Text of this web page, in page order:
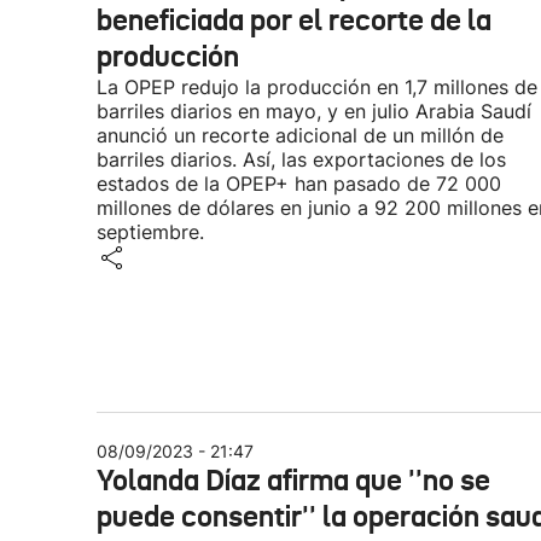
beneficiada por el recorte de la
producción
La OPEP redujo la producción en 1,7 millones de
barriles diarios en mayo, y en julio Arabia Saudí
anunció un recorte adicional de un millón de
barriles diarios. Así, las exportaciones de los
estados de la OPEP+ han pasado de 72 000
millones de dólares en junio a 92 200 millones
septiembre.
08/09/2023 - 21:47
Yolanda Díaz afirma que ''no se
puede consentir'' la operación